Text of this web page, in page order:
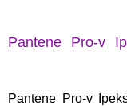
Pantene Pro-v
Pantene Pro-v